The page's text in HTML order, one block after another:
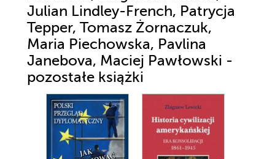
Julian Lindley-French, Patrycja
Tepper, Tomasz Żornaczuk,
Maria Piechowska, Pavlina
Janebova, Maciej Pawłowski -
pozostałe książki